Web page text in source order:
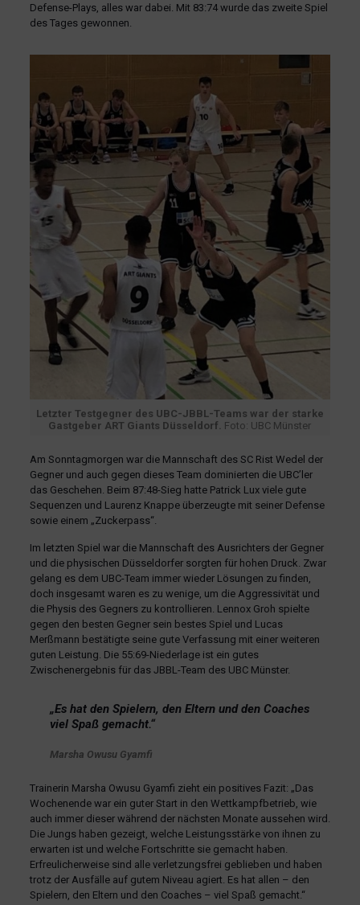
Defense-Plays, alles war dabei. Mit 83:74 wurde das zweite Spiel
des Tages gewonnen.
Letzter Testgegner des UBC-JBBL-Teams war der starke
Gastgeber ART Giants Düsseldorf. Foto: UBC Münster
Am Sonntagmorgen war die Mannschaft des SC Rist Wedel der
Gegner und auch gegen dieses Team dominierten die UBC’ler
das Geschehen. Beim 87:48-Sieg hatte Patrick Lux viele gute
Sequenzen und Laurenz Knappe überzeugte mit seiner Defense
sowie einem „Zuckerpass“.
Im letzten Spiel war die Mannschaft des Ausrichters der Gegner
und die physischen Düsseldorfer sorgten für hohen Druck. Zwar
gelang es dem UBC-Team immer wieder Lösungen zu finden,
doch insgesamt waren es zu wenige, um die Aggressivität und
die Physis des Gegners zu kontrollieren. Lennox Groh spielte
gegen den besten Gegner sein bestes Spiel und Lucas
Merßmann bestätigte seine gute Verfassung mit einer weiteren
guten Leistung. Die 55:69-Niederlage ist ein gutes
Zwischenergebnis für das JBBL-Team des UBC Münster.
„Es hat den Spielern, den Eltern und den Coaches
viel Spaß gemacht.“
Marsha Owusu Gyamfi
Trainerin Marsha Owusu Gyamfi zieht ein positives Fazit: „Das
Wochenende war ein guter Start in den Wettkampfbetrieb, wie
auch immer dieser während der nächsten Monate aussehen wird.
Die Jungs haben gezeigt, welche Leistungsstärke von ihnen zu
erwarten ist und welche Fortschritte sie gemacht haben.
Erfreulicherweise sind alle verletzungsfrei geblieben und haben
trotz der Ausfälle auf gutem Niveau agiert. Es hat allen – den
Spielern, den Eltern und den Coaches – viel Spaß gemacht.“